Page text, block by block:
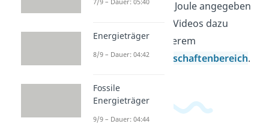
Ergebnisse oft in Joule angegeben
werden. Weitere Videos dazu
findest du in unserem
Ingenieurwissenschaftenbereich.
Energieträger
8/9 – Dauer: 04:42
Fossile
Energieträger
9/9 – Dauer: 04:44